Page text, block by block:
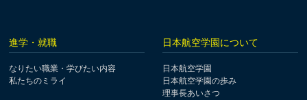
進学・就職
なりたい職業・学びたい内容
私たちのミライ
日本航空学園について
日本航空学園
日本航空学園の歩み
理事長あいさつ